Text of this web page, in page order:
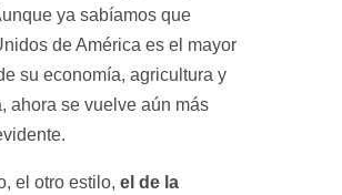
ya sabíamos que
de América es el mayor
su economía, agricultura y
ahora se vuelve aún más
el otro estilo, el de la